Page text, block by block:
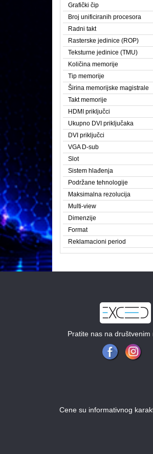
Grafički čip
Broj unificiranih procesora
Radni takt
Rasterske jedinice (ROP)
Teksturne jedinice (TMU)
Količina memorije
Tip memorije
Širina memorijske magistrale
Takt memorije
HDMI priključci
Ukupno DVI priključaka
DVI priključci
VGA D-sub
Slot
Sistem hlađenja
Podržane tehnologije
Maksimalna rezolucija
Multi-view
Dimenzije
Format
Reklamacioni period
Pratite nas na društvenim
Cene su informativnog